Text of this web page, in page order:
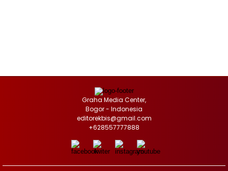
Graha Media Center,
Bogor - Indonesia
editorekbis@gmail.com
+628557777888